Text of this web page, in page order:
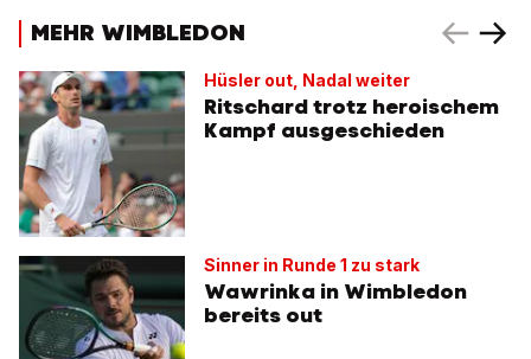
MEHR WIMBLEDON
Hüsler out, Nadal weiter
Ritschard trotz heroischem
Kampf ausgeschieden
Sinner in Runde 1 zu stark
Wawrinka in Wimbledon
bereits out